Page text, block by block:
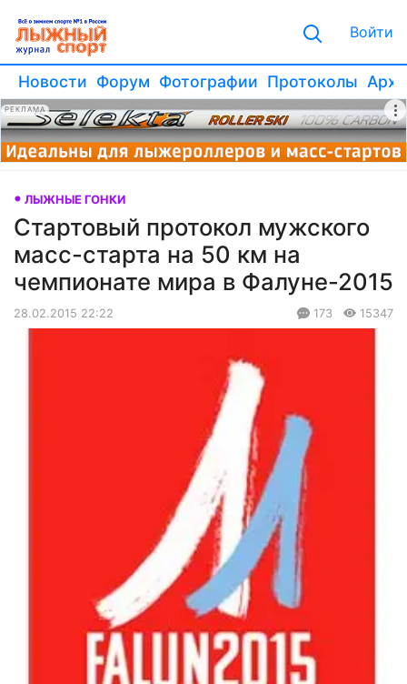
Войти
Новости Форум Фотографии Протоколы
РЕКЛАМА
ЛЫЖНЫЕ ГОНКИ
Стартовый протокол мужского
масс-старта на 50 км на
чемпионате мира в Фалуне-2015
28.02.2015 22:22 173 15347